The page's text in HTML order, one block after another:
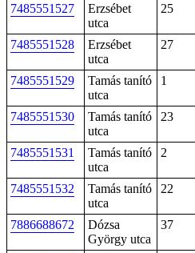
7485551527
Erzsébet
utca
25
7485551528
Erzsébet
utca
27
7485551529
Tamás tanító
utca
1
7485551530
Tamás tanító
utca
23
7485551531
Tamás tanító
utca
2
7485551532
Tamás tanító
utca
22
7886688672
Dózsa
György utca
37